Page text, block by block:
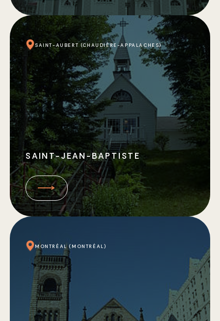
SAINT-AUBERT (CHAUDIÈRE-APPALACHES)
SAINT-JEAN-BAPTISTE
MONTRÉAL (MONTRÉAL)